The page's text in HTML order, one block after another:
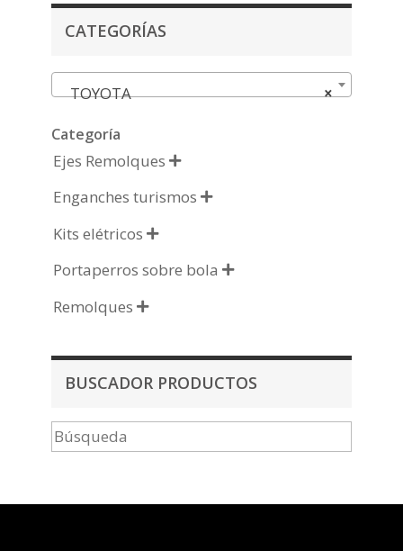
CATEGORÍAS
×
TOYOTA
Categoría
Ejes Remolques 
Enganches turismos 
Kits elétricos 
Portaperros sobre bola 
Remolques 
BUSCADOR PRODUCTOS